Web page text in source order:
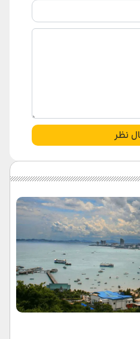
نظر